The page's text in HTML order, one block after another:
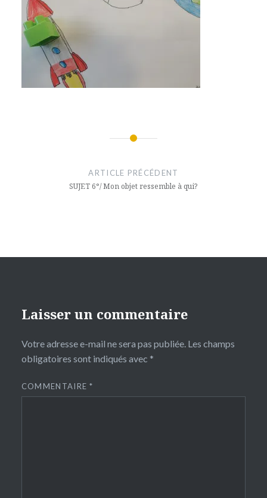
ARTICLE PRÉCÉDENT
SUJET 6°/ Mon objet ressemble à qui?
Laisser un commentaire
Votre adresse e-mail ne sera pas publiée. Les champs
obligatoires sont indiqués avec *
COMMENTAIRE*